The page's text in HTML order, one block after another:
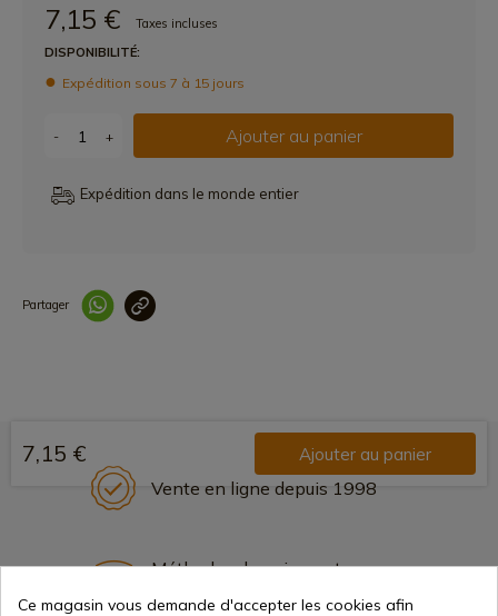
7,15 €
Taxes incluses
DISPONIBILITÉ:
Expédition sous 7 à 15 jours
- + Ajouter au panier
Expédition dans le monde entier
Partager
7,15 € Ajouter au panier
Vente en ligne depuis 1998
Méthodes de paiement
sécurisées
Ce magasin vous demande d'accepter les cookies afin